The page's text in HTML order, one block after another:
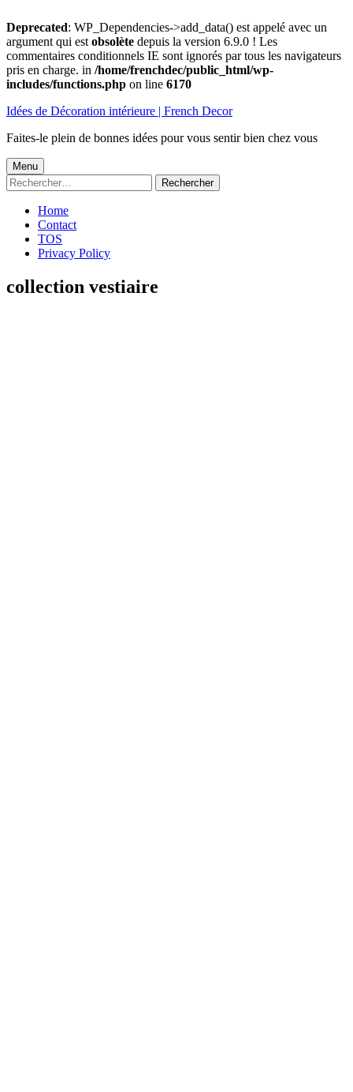
Deprecated: WP_Dependencies->add_data() est appelé avec un
argument qui est obsolète depuis la version 6.9.0 ! Les
commentaires conditionnels IE sont ignorés par tous les navigateurs
pris en charge. in /home/frenchdec/public_html/wp-
includes/functions.php on line 6170
au
Idées de Décoration intérieure | French Decor
Faites-le plein de bonnes idées pour vous sentir bien chez vous
Menu
principal
Menu
Rechercher :
Home
Contact
TOS
Privacy Policy
collection vestiaire